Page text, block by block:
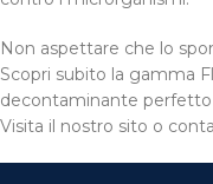
Non aspettare che lo
Scopri subito la gamma
decontaminante perfetto
Visita il nostro sito o